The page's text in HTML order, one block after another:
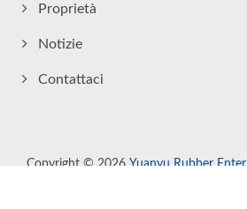
Proprietà
Notizie
Contattaci
Copyright © 2026 Yuanyu Rubber